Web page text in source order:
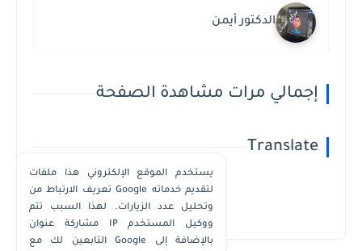
الدكتور أيمن
إجمالي مرات مشاهدة الصفحة
Translate
Powered by Translate
يستخدم الموقع الإلكتروني هذا ملفات
تعريف الارتباط من Google لتقديم خدماته
وتحليل عدد الزيارات. لهذا السبب تتم
مشاركة عنوان IP ووكيل المستخدم
التابعين لك مع Google بالإضافة إلى